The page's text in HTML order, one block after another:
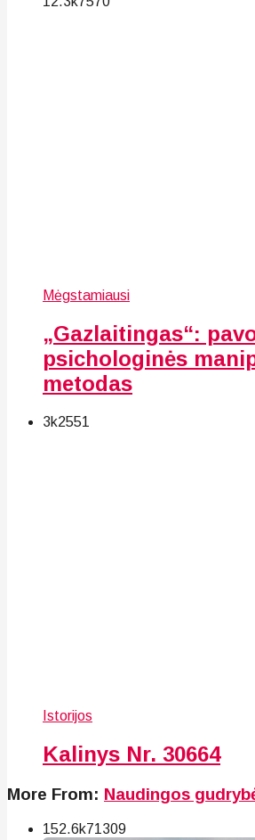
Mėgstamiausi
„Gazlaitingas“:
psichologinės
metodas
3k2551
Istorijos
Kalinys Nr. 30664
More From: Naudingos
152.6k71 309